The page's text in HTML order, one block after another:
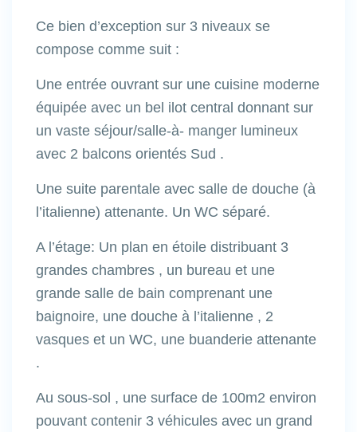
Ce bien d’exception sur 3 niveaux se
compose comme suit :
Une entrée ouvrant sur une cuisine moderne
équipée avec un bel ilot central donnant sur
un vaste séjour/salle-à- manger lumineux
avec 2 balcons orientés Sud .
Une suite parentale avec salle de douche (à
l’italienne) attenante. Un WC séparé.
A l’étage: Un plan en étoile distribuant 3
grandes chambres , un bureau et une
grande salle de bain comprenant une
baignoire, une douche à l’italienne , 2
vasques et un WC, une buanderie attenante
.
Au sous-sol , une surface de 100m2 environ
pouvant contenir 3 véhicules avec un grand